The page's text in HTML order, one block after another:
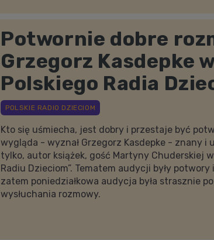
Potwornie dobre
Grzegorz Kasdepke
Polskiego Radia
Kto się uśmiecha, jest dobry i przestaje być
wygląda - wyznał Grzegorz Kasdepke - znany i
tylko, autor książek, gość Martyny Chuderskiej
Radiu Dzieciom”. Tematem audycji były
zatem poniedziałkowa audycja była strasznie
wysłuchania rozmowy.